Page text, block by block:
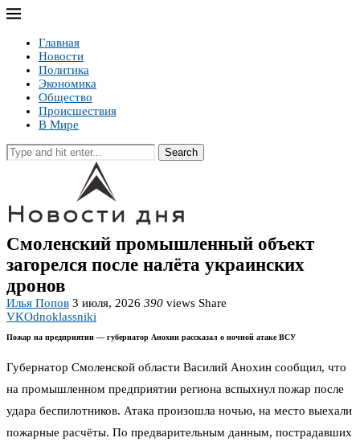
Главная
Новости
Политика
Экономика
Общество
Происшествия
В Мире
Search
Смоленский промышленный объект
загорелся после налёта украинских
дронов
Илья Попов 3 июля, 2026 390 views Share
VKOdnoklassniki
Пожар на предприятии — губернатор Анохин рассказал о ночной атаке ВСУ
Губернатор Смоленской области Василий Анохин сообщил, что
на промышленном предприятии региона вспыхнул пожар после
удара беспилотников. Атака произошла ночью, на место выехали
пожарные расчёты. По предварительным данным, пострадавших